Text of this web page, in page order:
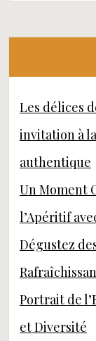
Les délices
invitation à
authentique
Un Moment
l’Apéritif
Dégustez
Portrait de
et Diversité